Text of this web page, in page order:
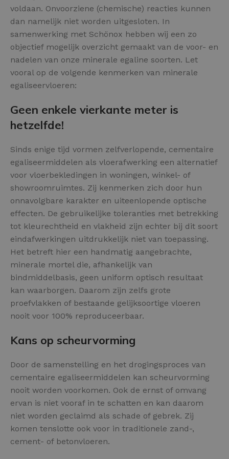
voldaan. Onvoorziene (chemische) reacties kunnen
dan namelijk niet worden uitgesloten. In
samenwerking met Schönox hebben wij een zo
objectief mogelijk overzicht gemaakt van de voor- en
nadelen van onze minerale egaline soorten. Let
vooral op de volgende kenmerken van minerale
egaliseervloeren:
Geen enkele vierkante meter is
hetzelfde!
Sinds enige tijd vormen zelfverlopende, cementaire
egaliseermiddelen als vloerafwerking een alternatief
voor vloerbekledingen in woningen, winkel- of
showroomruimtes. Zij kenmerken zich door hun
onnavolgbare karakter en uiteenlopende optische
effecten. De gebruikelijke toleranties met betrekking
tot kleurechtheid en vlakheid zijn echter bij dit soort
eindafwerkingen uitdrukkelijk niet van toepassing.
Het betreft hier een handmatig aangebrachte,
minerale mortel die, afhankelijk van
bindmiddelbasis, geen uniform optisch resultaat
kan waarborgen. Daarom zijn zelfs grote
proefvlakken of bestaande gelijksoortige vloeren
nooit voor 100% reproduceerbaar.
Kans op scheurvorming
Door de samenstelling en het drogingsproces van
cementaire egaliseermiddelen kan scheurvorming
nooit worden voorkomen. Ook de ernst of omvang
ervan is niet vooraf in te schatten en kan daarom
niet worden geclaimd als schade of gebrek. Zij
komen tenslotte ook voor in traditionele zand-,
cement- of betonvloeren.